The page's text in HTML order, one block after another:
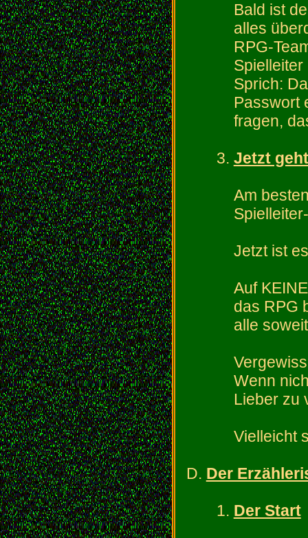
Bald ist
alles
RPG-
Sprich:
Passwort
fragen,
Jetzt
Am
Jetzt ist
Auf
das RPG
alle
Wenn
Lieber zu
Vielleicht
Der
Der Start